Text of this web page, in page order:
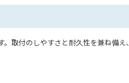
取付のしやすさと耐久性を兼ね備え、